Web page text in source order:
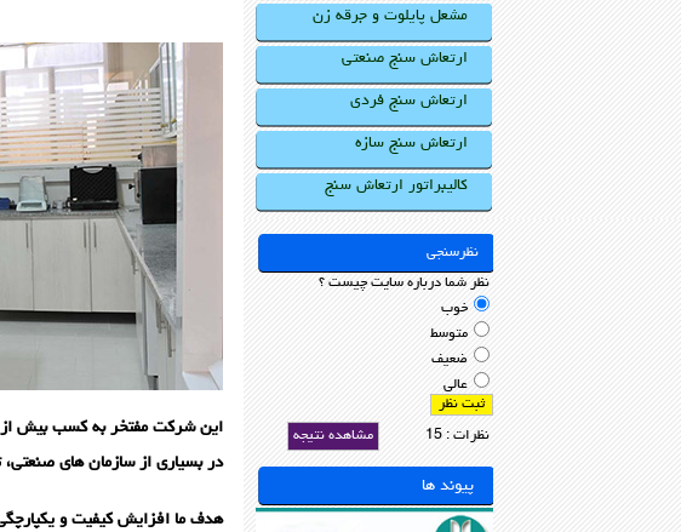
این شرکت مفتخر به کسب بیش از
در بسیاری از سازمان های
هدف ما افزایش کیفیت و یکپارچگی
مشعل پایلوت و جرقه زن
ارتعاش سنج صنعتی
ارتعاش سنج فردی
ارتعاش سنج سازه
کالیبراتور ارتعاش سنج
نظرسنجی
نظر شما درباره سایت چیست ؟
خوب
متوسط
ضعیف
عالی
نظرات : 15 مشاهده نتیجه
پیوند ها